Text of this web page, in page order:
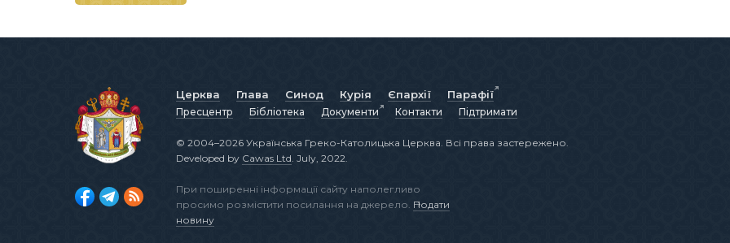
Церква Глава Синод Курія Єпархії Парафії
Пресцентр Бібліотека Документи Контакти Підтримати
© 2004–2026 Українська Греко-Католицька Церква. Всі права застережено.
Developed by Cawas Ltd. July, 2022.
При поширенні інформації сайту наполегливо
просимо розмістити посилання на джерело. Подати
новину